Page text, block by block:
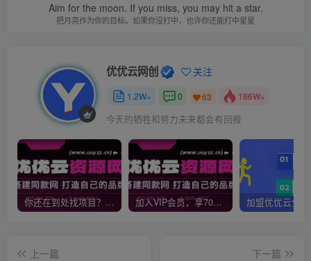
Aim for the moon. If you miss, you may hit a star.
把月亮作为你的目标。如果你没打中，也许你还能打中星星
优优云网创 关注
1.2W+ 0 63 186W+
今天的牺牲和努力未来都会有回报
你还在到处找项目？还在当韭菜？我靠网创资源站一个月收入5万+，曾经我也是个失败者。 加入VIP会员，享70%的推广提成，免费学习多种网上创业课程，菜鸟秒变大神！
上一篇
下一篇